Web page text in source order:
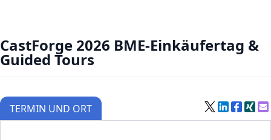
CastForge 2026 BME-Einkäufertag &
Guided Tours
TERMIN UND ORT